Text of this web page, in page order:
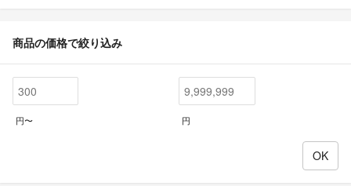
商品の価格で絞り込み
円〜 円